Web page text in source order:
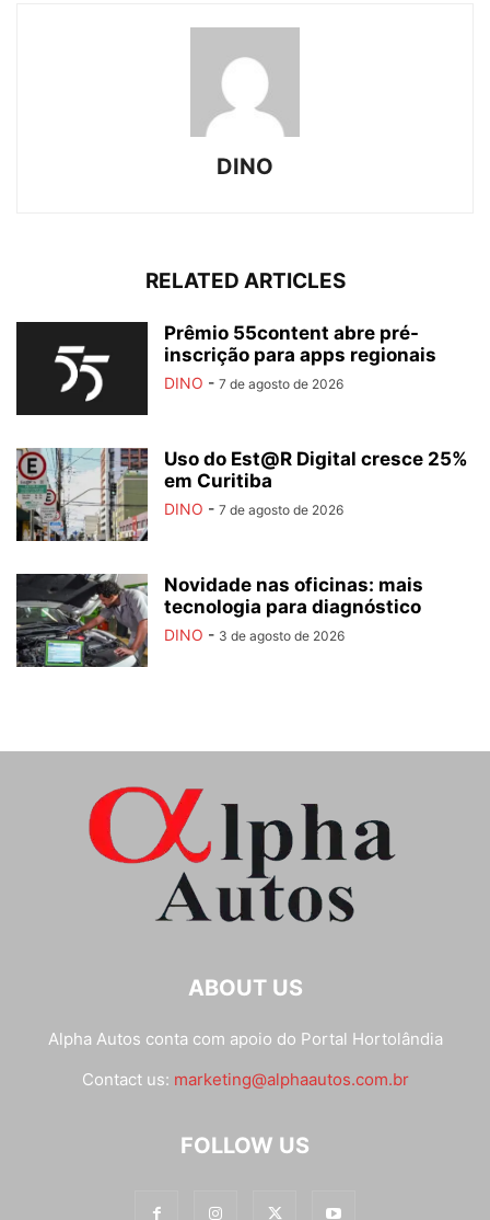
DINO
RELATED ARTICLES
Prêmio 55content abre pré-
inscrição para apps regionais
DINO - 7 de agosto de 2026
Uso do Est@R Digital cresce 25%
em Curitiba
DINO - 7 de agosto de 2026
Novidade nas oficinas: mais
tecnologia para diagnóstico
DINO - 3 de agosto de 2026
ABOUT US
Alpha Autos conta com apoio do Portal Hortolândia
Contact us: marketing@alphaautos.com.br
FOLLOW US